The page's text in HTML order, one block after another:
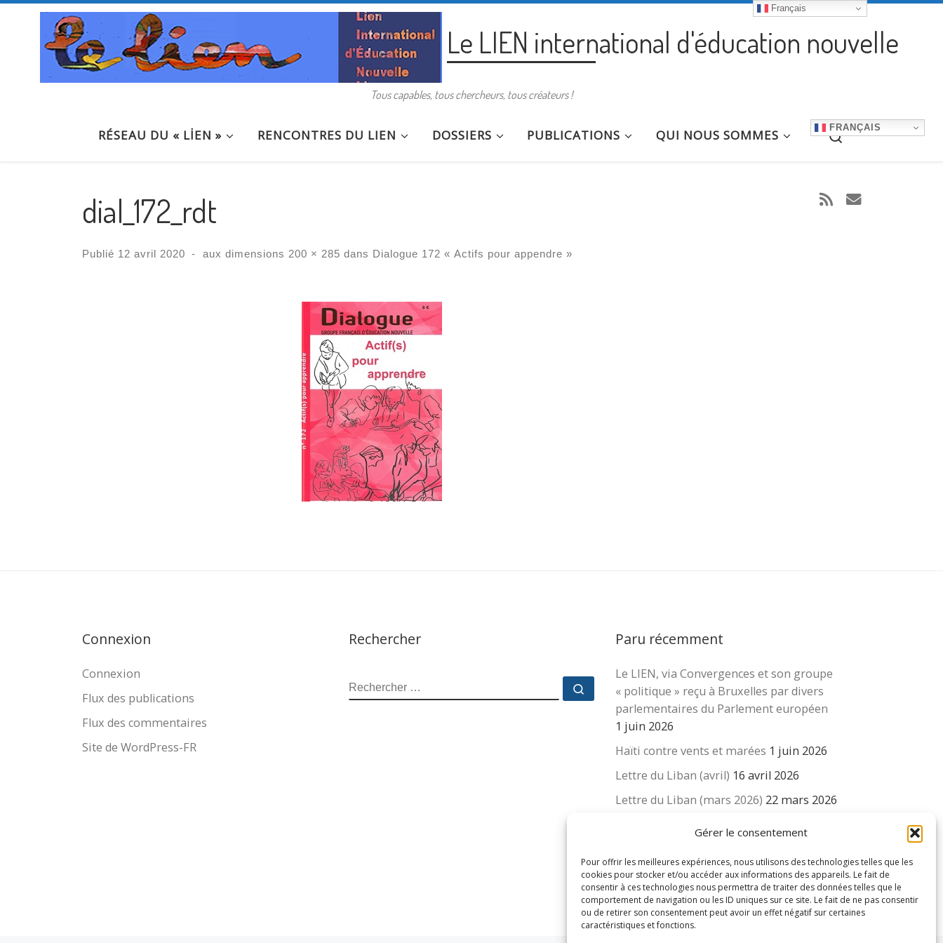
Gérer le consentement
Pour offrir les meilleures expériences, nous utilisons des technologies telles que les
cookies pour stocker et/ou accéder aux informations des appareils. Le fait de
consentir à ces technologies nous permettra de traiter des données telles que le
comportement de navigation ou les ID uniques sur ce site. Le fait de ne pas consentir
ou de retirer son consentement peut avoir un effet négatif sur certaines
caractéristiques et fonctions.
Passer au contenu
Le LIEN international d'éducation nouvelle
Tous capables, tous chercheurs, tous créateurs !
RÉSEAU DU « LİEN » RENCONTRES DU LIEN DOSSIERS PUBLICATIONS QUI NOUS SOMMES FRANÇAIS
Search
dial_172_rdt
Publié 12 avril 2020 - aux dimensions 200 × 285 dans Dialogue 172 « Actifs pour appendre »
Navigation des images
Connexion
Connexion
Flux des publications
Flux des commentaires
Site de WordPress-FR
Rechercher
RECHERCHER Rechercher …
Paru récemment
Le LIEN, via Convergences et son groupe
« politique » reçu à Bruxelles par divers
parlementaires du Parlement européen
1 juin 2026
Haïti contre vents et marées 1 juin 2026
Lettre du Liban (avril) 16 avril 2026
Lettre du Liban (mars 2026) 22 mars 2026
suisse des enseignants….
16 mars 2026
Français